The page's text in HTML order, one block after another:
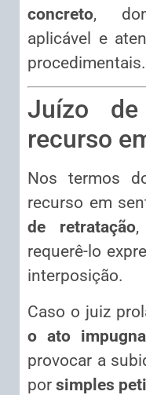
concreto,
aplicável e
procedimentais.
Juízo
recurso
Nos termos
recurso em
de retratação,
requerê-lo
interposição.
Caso o juiz
o ato
provocar a
por simples